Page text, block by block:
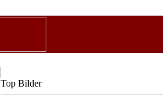
Top Bilder